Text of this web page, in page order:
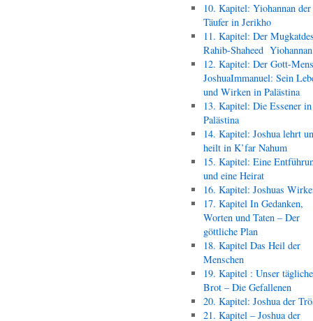
10. Kapitel: Yiohannan der
Täufer in Jerikho
11. Kapitel: Der
Rahib-Shaheed
12. Kapitel: Der Gott-
JoshuaImmanuel: Sein
und Wirken in Palästina
13. Kapitel: Die Essener in
Palästina
14. Kapitel: Joshua lehrt
heilt in K’far Nahum
15. Kapitel: Eine
und eine Heirat
16. Kapitel: Joshuas
17. Kapitel In Gedanken,
Worten und Taten – Der
göttliche Plan
18. Kapitel Das Heil der
Menschen
19. Kapitel : Unser
Brot – Die Gefallenen
20. Kapitel: Joshua der
21. Kapitel – Joshua der